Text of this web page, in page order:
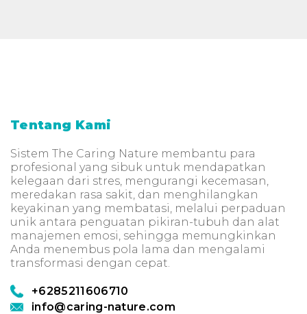
Tentang Kami
Sistem The Caring Nature membantu para
profesional yang sibuk untuk mendapatkan
kelegaan dari stres, mengurangi kecemasan,
meredakan rasa sakit, dan menghilangkan
keyakinan yang membatasi, melalui perpaduan
unik antara penguatan pikiran-tubuh dan alat
manajemen emosi, sehingga memungkinkan
Anda menembus pola lama dan mengalami
transformasi dengan cepat.
+6285211606710
info@caring-nature.com